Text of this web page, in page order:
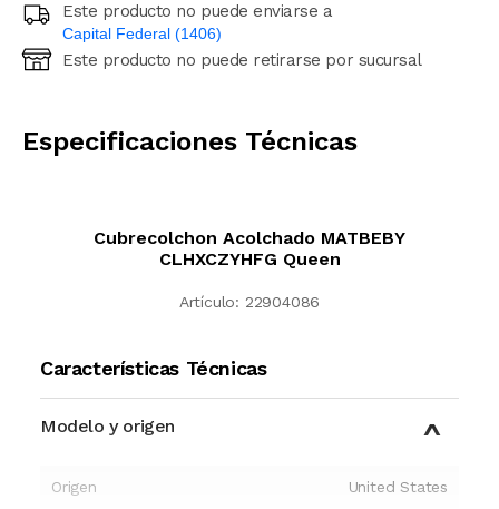
Este producto no puede enviarse a
Capital Federal (1406)
Ingresá código postal (sólo números)
Este producto no puede retirarse por sucursal
Especificaciones Técnicas
Cubrecolchon Acolchado MATBEBY
CLHXCZYHFG Queen
Artículo: 22904086
Características Técnicas
Modelo y origen
Origen United States